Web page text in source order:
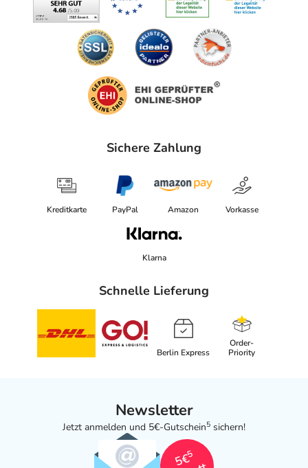
Sichere Zahlung
Kreditkarte PayPal Amazon Vorkasse
Klarna
Schnelle Lieferung
Berlin Express
Order-
Priority
Newsletter
Jetzt anmelden und 5€-Gutschein5 sichern!
5€
5